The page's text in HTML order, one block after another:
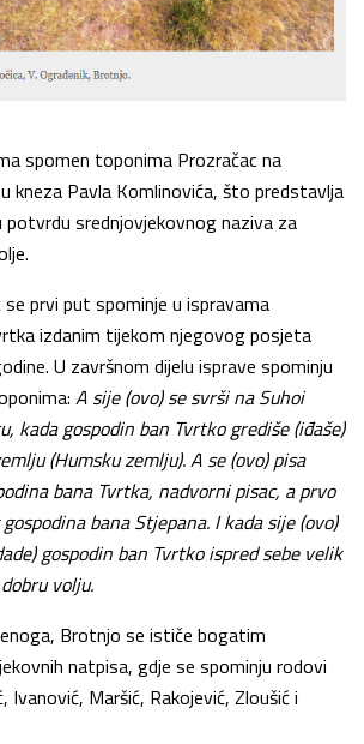
spomen toponima Prozračac na
kneza Pavla Komlinovića, što predstavlja
srednjovjekovnog naziva za
prvi put spominje u ispravama
izdanim tijekom njegovog posjeta
U završnom dijelu isprave spominju
A sije (ovo) se svrši na Suhoi
kada gospodin ban Tvrtko grediše (iđaše)
(Humsku zemlju). A se (ovo) pisa
bana Tvrtka, nadvorni pisac, a prvo
bana Stjepana. I kada sije (ovo)
gospodin ban Tvrtko ispred sebe velik
volju.
Brotnjo se ističe bogatim
natpisa, gdje se spominju rodovi
Ivanović, Maršić, Rakojević, Zloušić i